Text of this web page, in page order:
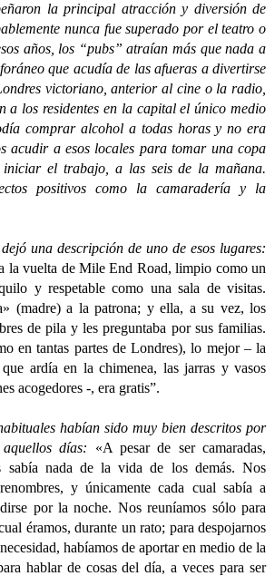
la principal atracción y diversión de
nunca fue superado por el teatro o
años, los “pubs” atraían más que nada a
que acudía de las afueras a divertirse
victoriano, anterior al cine o la radio,
a los residentes en la capital el único medio
comprar alcohol a todas horas y no era
acudir a esos locales para tomar una copa
iniciar el trabajo, a las seis de la mañana.
positivos como la camaradería y la
una descripción de uno de esos lugares:
la vuelta de Mile End Road, limpio como un
y respetable como una sala de visitas.
(madre) a la patrona; y ella, a su vez, los
de pila y les preguntaba por sus familias.
en tantas partes de Londres), lo mejor – la
ardía en la chimenea, las jarras y vasos
acogedores -, era gratis”.
habían sido muy bien descritos por
días: «A pesar de ser camaradas,
sabía nada de la vida de los demás. Nos
y únicamente cada cual sabía a
por la noche. Nos reuníamos sólo para
éramos, durante un rato; para despojarnos
habíamos de aportar en medio de la
hablar de cosas del día, a veces para ser